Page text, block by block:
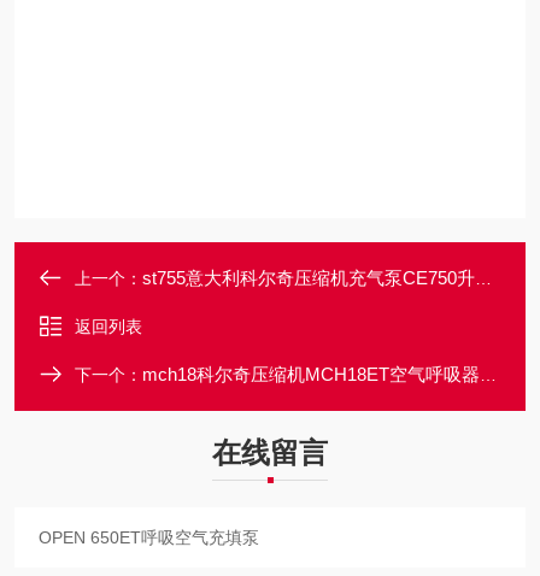
上一个： st755意大利科尔奇压缩机充气泵CE750升级款ST755
返回列表
下一个： mch18科尔奇压缩机MCH18ET空气呼吸器充气泵
在线留言